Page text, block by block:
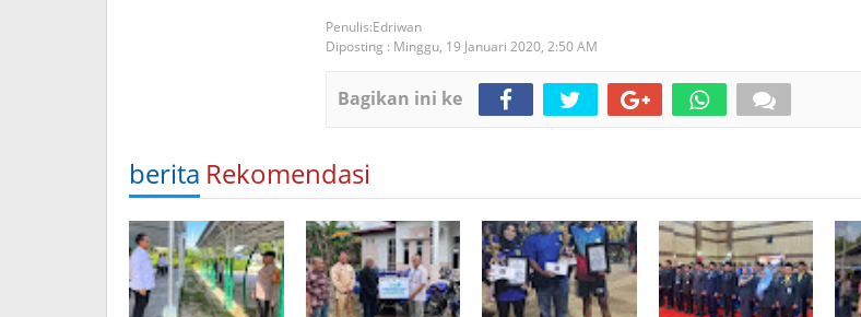
Edriwan
Diposting : Minggu, 19 Januari 2020, 2:50 AM
Bagikan ini ke
berita Rekomendasi